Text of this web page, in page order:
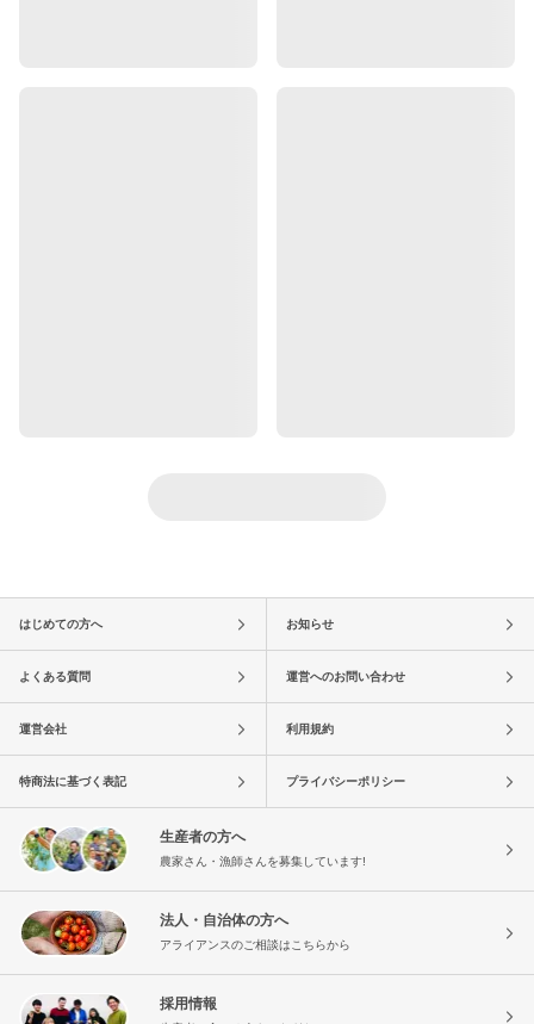
はじめての方へ お知らせ
よくある質問 運営へのお問い合わせ
運営会社 利用規約
特商法に基づく表記 プライバシーポリシー
生産者の方へ
農家さん・漁師さんを募集しています!
法人・自治体の方へ
アライアンスのご相談はこちらから
採用情報